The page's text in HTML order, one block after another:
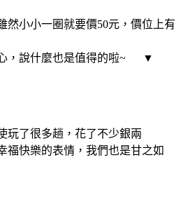
然小小一圈就要價50元，價位上有
，說什麼也是值得的啦~
▼
玩了很多趟，花了不少銀兩
福快樂的表情，我們也是甘之如